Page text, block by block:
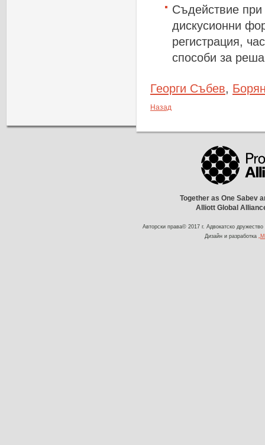
Съдействие при
дискусионни
регистрация,
способи за
Георги Събев,
Назад
Together as One Sabev
Alliott Global
Авторски права© 2017 г. Адвокатско
Дизайн и разработка